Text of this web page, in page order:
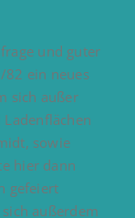
und guter
82 ein neues
sich außer
sowie
hier dann
gefeiert
außerdem